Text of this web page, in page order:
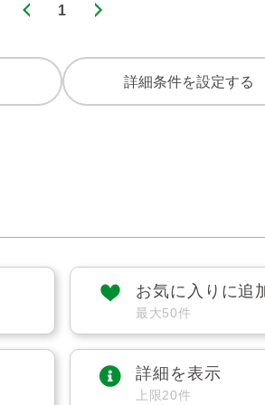
1
詳細条件を設定する
お気に入りに追
最大50件
詳細を表示
上限20件